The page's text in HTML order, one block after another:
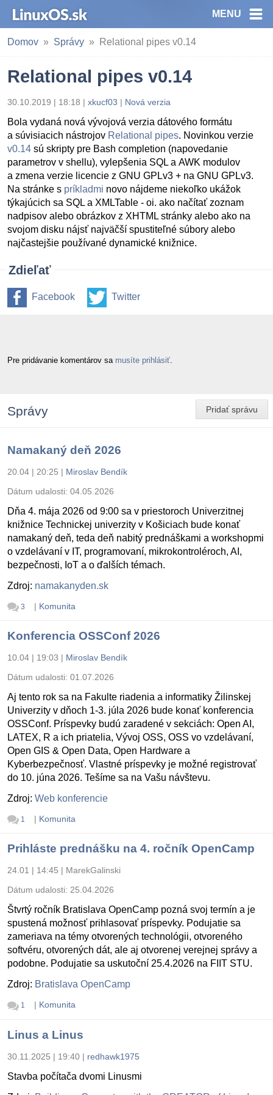
MENU
Domov Správy Relational pipes v0.14
Relational pipes v0.14
30.10.2019 | 18:18 | xkucf03 | Nová verzia
Bola vydaná nová vývojová verzia dátového formátu
a súvisiacich nástrojov Relational pipes. Novinkou verzie
v0.14 sú skripty pre Bash completion (napovedanie
parametrov v shellu), vylepšenia SQL a AWK modulov
a zmena verzie licencie z GNU GPLv3 + na GNU GPLv3.
Na stránke s príkladmi novo nájdeme niekoľko ukážok
týkajúcich sa SQL a XMLTable - oi. ako načítať zoznam
nadpisov alebo obrázkov z XHTML stránky alebo ako na
svojom disku nájsť najväčší spustiteľné súbory alebo
najčastejšie používané dynamické knižnice.
Zdieľať
Facebook Twitter
Pre pridávanie komentárov sa musíte prihlásiť
Pridať správu
Správy
Namakaný deň 2026
20.04 | 20:25 | Miroslav Bendík
Dátum udalosti: 04.05.2026
Dňa 4. mája 2026 od 9:00 sa v priestoroch Univerzitnej
knižnice Technickej univerzity v Košiciach bude konať
namakaný deň, teda deň nabitý prednáškami a workshopmi
o vzdelávaní v IT, programovaní, mikrokontroléroch, AI,
bezpečnosti, IoT a o ďalších témach.
Zdroj: namakanyden.sk
3 | Komunita
Konferencia OSSConf 2026
10.04 | 19:03 | Miroslav Bendík
Dátum udalosti: 01.07.2026
Aj tento rok sa na Fakulte riadenia a informatiky Žilinskej
Univerzity v dňoch 1-3. júla 2026 bude konať konferencia
OSSConf. Príspevky budú zaradené v sekciách: Open AI,
LATEX, R a ich priatelia, Vývoj OSS, OSS vo vzdelávaní,
Open GIS & Open Data, Open Hardware a
Kyberbezpečnosť. Vlastné príspevky je možné registrovať
do 10. júna 2026. Tešíme sa na Vašu návštevu.
Zdroj: Web konferencie
1 | Komunita
Prihláste prednášku na 4. ročník OpenCamp
24.01 | 14:45 | MarekGalinski
Dátum udalosti: 25.04.2026
Štvrtý ročník Bratislava OpenCamp pozná svoj termín a je
spustená možnosť prihlasovať príspevky. Podujatie sa
zameriava na témy otvorených technológii, otvoreného
softvéru, otvorených dát, ale aj otvorenej verejnej správy a
podobne. Podujatie sa uskutoční 25.4.2026 na FIIT STU.
Zdroj: Bratislava OpenCamp
1 | Komunita
Linus a Linus
30.11.2025 | 19:40 | redhawk1975
Stavba počítača dvomi Linusmi